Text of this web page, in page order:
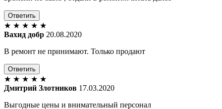
Ответить
★ ★ ★ ★ ★
Вахид добр 20.08.2020
В ремонт не принимают. Только продают
Ответить
★ ★ ★ ★ ★
Дмитрий Злотников 17.03.2020
Выгодные цены и внимательный персонал